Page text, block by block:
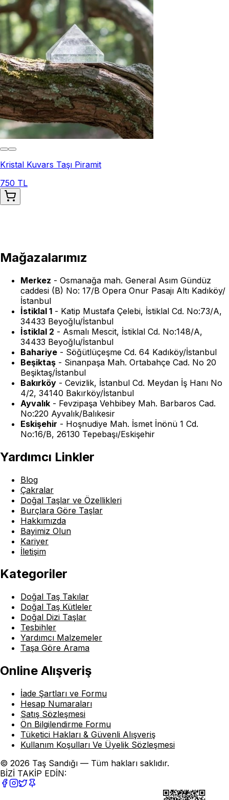
Kristal Kuvars Taşı Piramit
750 TL
Mağazalarımız
Merkez - Osmanağa mah. General Asım Gündüz
caddesi (B) No: 17/B Opera Onur Pasajı Altı Kadıköy/
İstanbul
İstiklal 1 - Katip Mustafa Çelebi, İstiklal Cd. No:73/A,
34433 Beyoğlu/İstanbul
İstiklal 2 - Asmalı Mescit, İstiklal Cd. No:148/A,
34433 Beyoğlu/İstanbul
Bahariye - Söğütlüçeşme Cd. 64 Kadıköy/İstanbul
Beşiktaş - Sinanpaşa Mah. Ortabahçe Cad. No 20
Beşiktaş/İstanbul
Bakırköy - Cevizlik, İstanbul Cd. Meydan İş Hanı No
4/2, 34140 Bakırköy/İstanbul
Ayvalık - Fevzipaşa Vehbibey Mah. Barbaros Cad.
No:220 Ayvalık/Balıkesir
Eskişehir - Hoşnudiye Mah. İsmet İnönü 1 Cd.
No:16/B, 26130 Tepebaşı/Eskişehir
Yardımcı Linkler
Blog
Çakralar
Doğal Taşlar ve Özellikleri
Burçlara Göre Taşlar
Hakkımızda
Bayimiz Olun
Kariyer
İletişim
Kategoriler
Doğal Taş Takılar
Doğal Taş Kütleler
Doğal Dizi Taşlar
Tesbihler
Yardımcı Malzemeler
Taşa Göre Arama
Online Alışveriş
İade Şartları ve Formu
Hesap Numaraları
Satış Sözleşmesi
Ön Bilgilendirme Formu
Tüketici Hakları & Güvenli Alışveriş
Kullanım Koşulları Ve Üyelik Sözleşmesi
© 2026 Taş Sandığı — Tüm hakları saklıdır.
BİZİ TAKİP EDİN: